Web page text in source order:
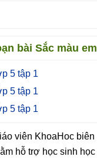
bài Sắc màu
5 tập 1
5 tập 1
5 tập 1
viên KhoaHoc
hỗ trợ học sinh